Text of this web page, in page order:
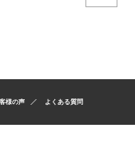
様の声 よくある質問